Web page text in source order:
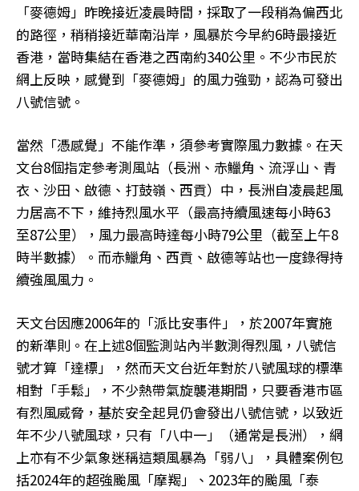
「麥德姆」昨晚接近凌晨時間，採取了一段稍為偏西北
的路徑，稍稍接近華南沿岸，風暴於今早約6時最接近
香港，當時集結在香港之西南約340公里。不少市民於
網上反映，感覺到「麥德姆」的風力強勁，認為可發出
八號信號。
當然「憑感覺」不能作準，須參考實際風力數據。在天
文台8個指定參考測風站（長洲、赤鱲角、流浮山、青
衣、沙田、啟德、打鼓嶺、西貢）中，長洲自凌晨起風
力居高不下，維持烈風水平（最高持續風速每小時63
至87公里），風力最高時達每小時79公里（截至上午8
時半數據）。而赤鱲角、西貢、啟德等站也一度錄得持
續強風風力。
天文台因應2006年的「派比安事件」，於2007年實施
的新準則。在上述8個監測站內半數測得烈風，八號信
號才算「達標」，然而天文台近年對於八號風球的標準
相對「手鬆」，不少熱帶氣旋襲港期間，只要香港市區
有烈風威脅，基於安全起見仍會發出八號信號，以致近
年不少八號風球，只有「八中一」（通常是長洲），網
上亦有不少氣象迷稱這類風暴為「弱八」，具體案例包
括2024年的超強颱風「摩羯」、2023年的颱風「泰